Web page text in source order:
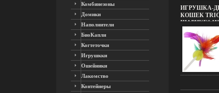
Комбинезоны
Домики
Наполнители
БиоКапли
Когтеточки
Игрушкки
Ошейники
Лакомство
Контейнеры
ИГРУШКА-
КОШЕК
ШАРИКЕ"
11775F.